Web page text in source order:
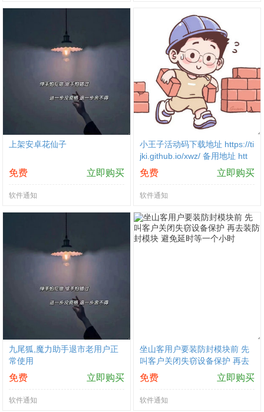
上架安卓花仙子
免费 立即购买
软件通知
小王子活动码下载地址 https://ti
jki.github.io/xwz/ 备用地址 htt
p://70.39.181.73:66/#/redeem/
XWZ888 http://ff.tfios2
免费 立即购买
软件通知
九尾狐,魔力助手退市老用户正
常使用
免费 立即购买
软件通知
坐山客用户要装防封模块前 先
叫客户关闭失窃设备保护 再去
装防封模块 避免延时等一个小
时
免费 立即购买
软件通知